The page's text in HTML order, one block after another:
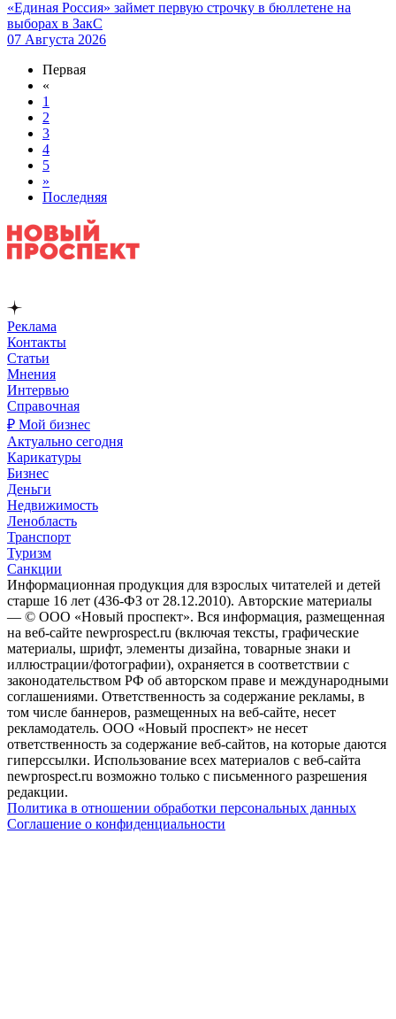
«Единая Россия» займет первую строчку в бюллетене на
выборах в ЗакС
07 Августа 2026
Первая
«
1
2
3
4
5
»
Последняя
Реклама
Контакты
Статьи
Мнения
Интервью
Справочная
₽ Мой бизнес
Актуально сегодня
Карикатуры
Бизнес
Деньги
Недвижимость
Ленобласть
Транспорт
Туризм
Санкции
Информационная продукция для взрослых читателей и детей
старше 16 лет (436-ФЗ от 28.12.2010). Авторские материалы
— © ООО «Новый проспект». Вся информация, размещенная
на веб-сайте newprospect.ru (включая тексты, графические
материалы, шрифт, элементы дизайна, товарные знаки и
иллюстрации/фотографии), охраняется в соответствии с
законодательством РФ об авторском праве и международными
соглашениями. Ответственность за содержание рекламы, в
том числе баннеров, размещенных на веб-сайте, несет
рекламодатель. ООО «Новый проспект» не несет
ответственность за содержание веб-сайтов, на которые даются
гиперссылки. Использование всех материалов с веб-сайта
newprospect.ru возможно только с письменного разрешения
редакции.
Политика в отношении обработки персональных данных
Соглашение о конфиденциальности